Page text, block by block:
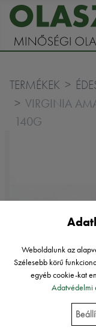
TERMÉKEK
VIRGINIA
140G
Weboldalunk az
Szélesebb körű
egyéb cookie-kat
Adatvédelmi